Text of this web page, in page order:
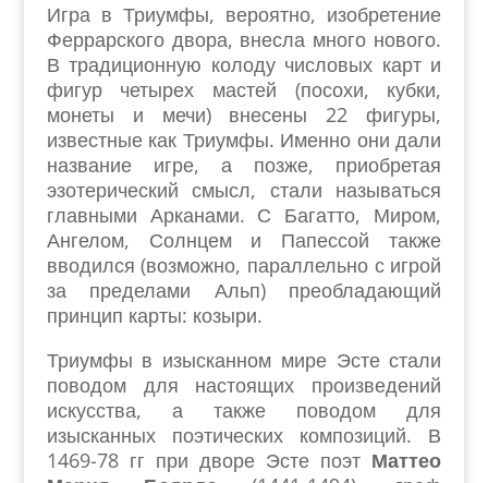
Игра в Триумфы, вероятно, изобретение
Феррарского двора, внесла много нового.
В традиционную колоду числовых карт и
фигур четырех мастей (посохи, кубки,
монеты и мечи) внесены 22 фигуры,
известные как Триумфы. Именно они дали
название игре, а позже, приобретая
эзотерический смысл, стали называться
главными Арканами. С Багатто, Миром,
Ангелом, Солнцем и Папессой также
вводился (возможно, параллельно с игрой
за пределами Альп) преобладающий
принцип карты: козыри.
Триумфы в изысканном мире Эсте стали
поводом для настоящих произведений
искусства, а также поводом для
изысканных поэтических композиций. В
1469-78 гг при дворе Эсте поэт Маттео